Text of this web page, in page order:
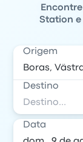
Station e
Origem
Destino
Data